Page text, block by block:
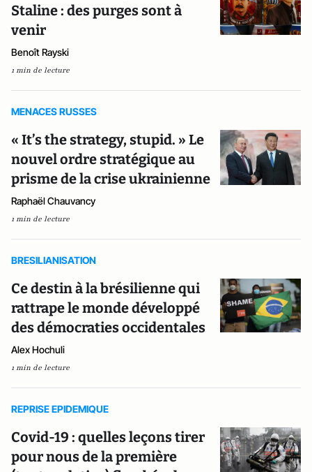
Staline : des purges sont à
venir
Benoît Rayski
1 min de lecture
MENACES RUSSES
« It’s the strategy, stupid. » Le
nouvel ordre stratégique au
prisme de la crise ukrainienne
Raphaël Chauvancy
1 min de lecture
BRESILIANISATION
Ce destin à la brésilienne qui
rattrape le monde développé
des démocraties occidentales
Alex Hochuli
1 min de lecture
REPRISE EPIDEMIQUE
Covid-19 : quelles leçons tirer
pour nous de la première